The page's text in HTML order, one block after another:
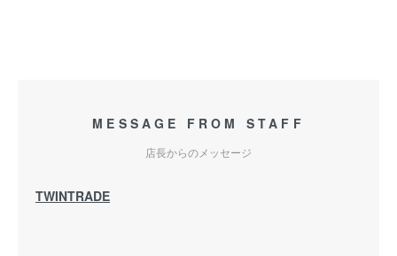
MESSAGE FROM STAFF
店長からのメッセージ
TWINTRADE